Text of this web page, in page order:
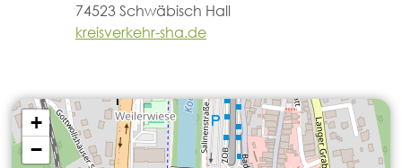
74523 Schwäbisch Hall
kreisverkehr-sha.de
+
−